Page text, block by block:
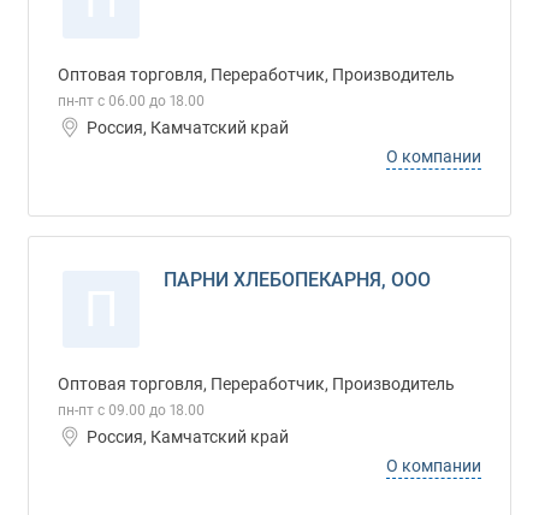
Оптовая торговля, Переработчик, Производитель
пн-пт с 06.00 до 18.00
Россия, Камчатский край
О компании
ПАРНИ ХЛЕБОПЕКАРНЯ, ООО
Оптовая торговля, Переработчик, Производитель
пн-пт с 09.00 до 18.00
Россия, Камчатский край
О компании